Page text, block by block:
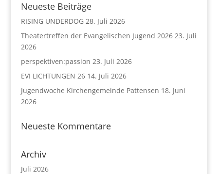
Neueste Beiträge
RISING UNDERDOG 28. Juli 2026
Theatertreffen der Evangelischen Jugend 2026 23. Juli
2026
perspektiven:passion 23. Juli 2026
EVI LICHTUNGEN 26 14. Juli 2026
Jugendwoche Kirchengemeinde Pattensen 18. Juni
2026
Neueste Kommentare
Archiv
Juli 2026